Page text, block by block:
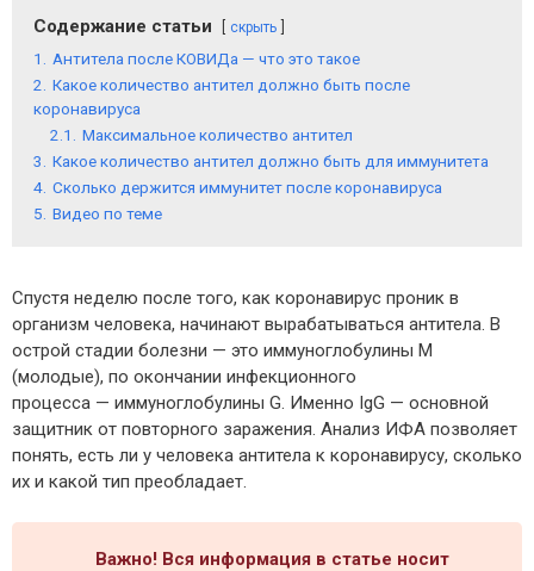
Содержание статьи скрыть
1.
Антитела после КОВИДа — что это такое
2.
Какое количество антител должно быть после
коронавируса
2.1.
Максимальное количество антител
3.
Какое количество антител должно быть для иммунитета
4. Сколько держится иммунитет после коронавируса
5. Видео по теме
Спустя неделю после того, как коронавирус проник в
организм человека, начинают вырабатываться антитела. В
острой стадии болезни — это иммуноглобулины М
(молодые), по окончании инфекционного
процесса — иммуноглобулины G. Именно IgG — основной
защитник от повторного заражения. Анализ ИФА позволяет
понять, есть ли у человека антитела к коронавирусу, сколько
их и какой тип преобладает.
Важно! Вся информация в статье носит